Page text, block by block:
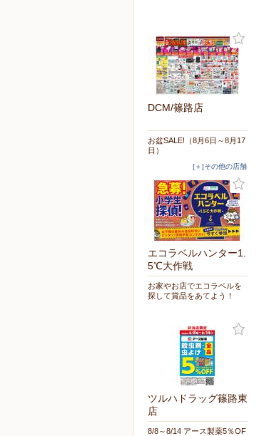
DCM/篠路店
お盆SALE!（8月6日～8月17
日）
[＋]その他の店舗
エコラベルハンター1.
5℃大作戦
お家やお店でエコラベルを
探して賞品をあてよう！
ツルハドラッグ篠路東
店
8/8～8/14 アース製薬5％OF